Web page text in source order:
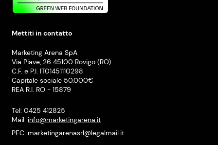
Mettiti in contatto
Marketing Arena SpA
Via Piave, 26 45100 Rovigo (RO)
C.F. e P.I. IT01451110298
Capitale sociale 50.000€
REA R.I. RO - 15879
Tel: 0425 412825
Mail: info@marketingarena.it
PEC: marketingarenasrl@legalmail.it